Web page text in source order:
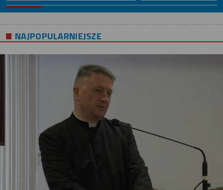
NAJPOPULARNIEJSZE